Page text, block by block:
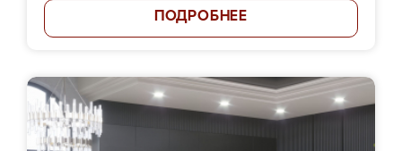
ПОДРОБНЕЕ